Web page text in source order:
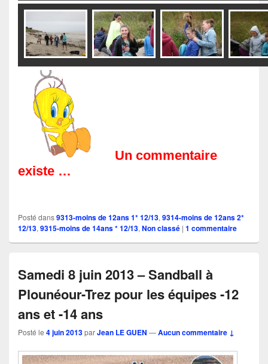
Un commentaire
existe …
Posté dans9313-moins de 12ans 1* 12/13, 9314-moins de 12ans 2*
12/13, 9315-moins de 14ans * 12/13, Non classé | 1 commentaire
Samedi 8 juin 2013 – Sandball à
Plounéour-Trez pour les équipes -12
ans et -14 ans
Posté le 4 juin 2013parJean LE GUEN —Aucun commentaire ↓